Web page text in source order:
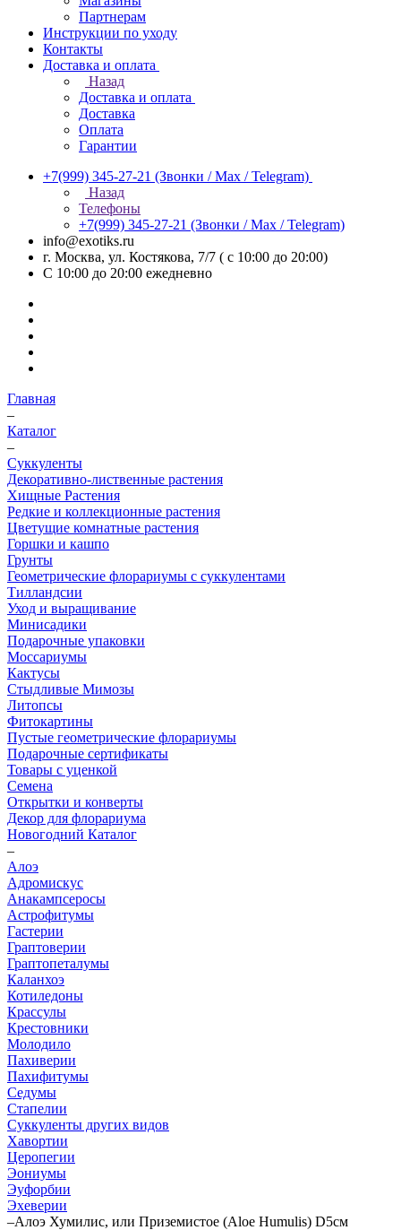
Партнерам
Инструкции по уходу
Контакты
Доставка и оплата
Назад
Доставка и оплата
Доставка
Оплата
Гарантии
+7(999) 345-27-21 (Звонки / Max / Telegram)
Назад
Телефоны
+7(999) 345-27-21 (Звонки / Max / Telegram)
info@exotiks.ru
г. Москва, ул. Костякова, 7/7 ( с 10:00 до 20:00)
С 10:00 до 20:00 ежедневно
Главная
–
Каталог
–
Суккуленты
Декоративно-лиственные растения
Хищные Растения
Редкие и коллекционные растения
Цветущие комнатные растения
Горшки и кашпо
Грунты
Геометрические флорариумы с суккулентами
Тилландсии
Уход и выращивание
Минисадики
Подарочные упаковки
Моссариумы
Кактусы
Стыдливые Мимозы
Литопсы
Фитокартины
Пустые геометрические флорариумы
Подарочные сертификаты
Товары с уценкой
Семена
Открытки и конверты
Декор для флорариума
Новогодний Каталог
–
Алоэ
Адромискус
Анакампсеросы
Астрофитумы
Гастерии
Граптоверии
Граптопеталумы
Каланхоэ
Котиледоны
Крассулы
Крестовники
Молодило
Пахиверии
Пахифитумы
Седумы
Стапелии
Суккуленты других видов
Хавортии
Церопегии
Эониумы
Эуфорбии
Эхеверии
–Алоэ Хумилис, или Приземистое (Aloe Humulis) D5см